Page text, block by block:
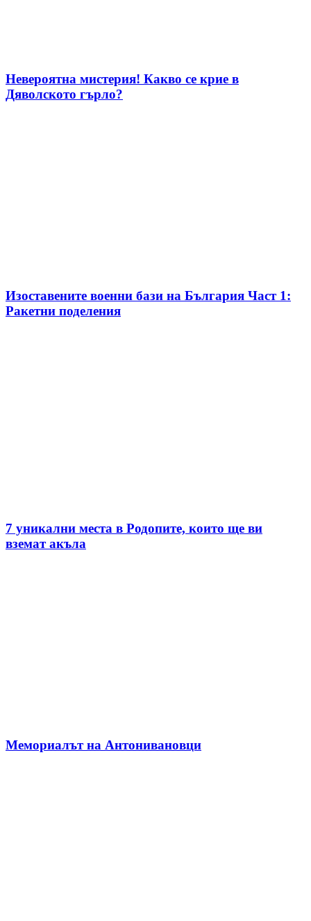
Невероятна мистерия! Какво се крие в
Дяволското гърло?
Изоставените военни бази на България Част 1:
Ракетни поделения
7 уникални места в Родопите, които ще ви
вземат акъла
Мемориалът на Антонивановци